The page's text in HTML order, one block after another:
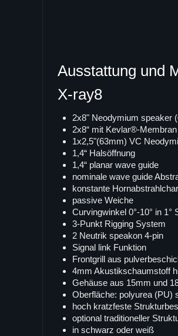
Ausstattung und
X-ray8
2x8" Neodymium speaker
2x8“ mit Kevlar®-Membran
1x2,5"(63mm) VC
1,4“ Halsöffnung
1,4“ planar wave guide
nominale wave guide
konstante
passive Weiche
Curvingwinkel 0°-10° in 1°
3-Punkt Rigging System
2 Neutrik speakon 4-pin
Signal link Funktion
Frontgrill aus
4mm Akustikschaumstoff
Gehäuse aus 15mm und
Oberfläche: polyurea (PU)
hoch kratzfeste
optional traditioneller
in schwarz oder weiß